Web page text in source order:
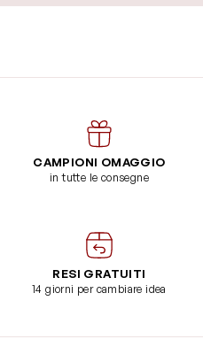
CAMPIONI OMAGGIO
in tutte le consegne
RESI GRATUITI
14 giorni per cambiare idea